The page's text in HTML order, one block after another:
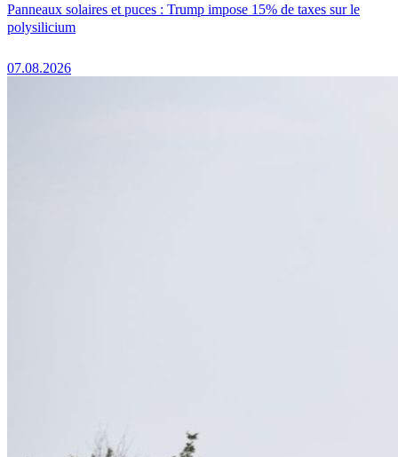
Panneaux solaires et puces : Trump impose 15% de taxes sur le
polysilicium
07.08.2026